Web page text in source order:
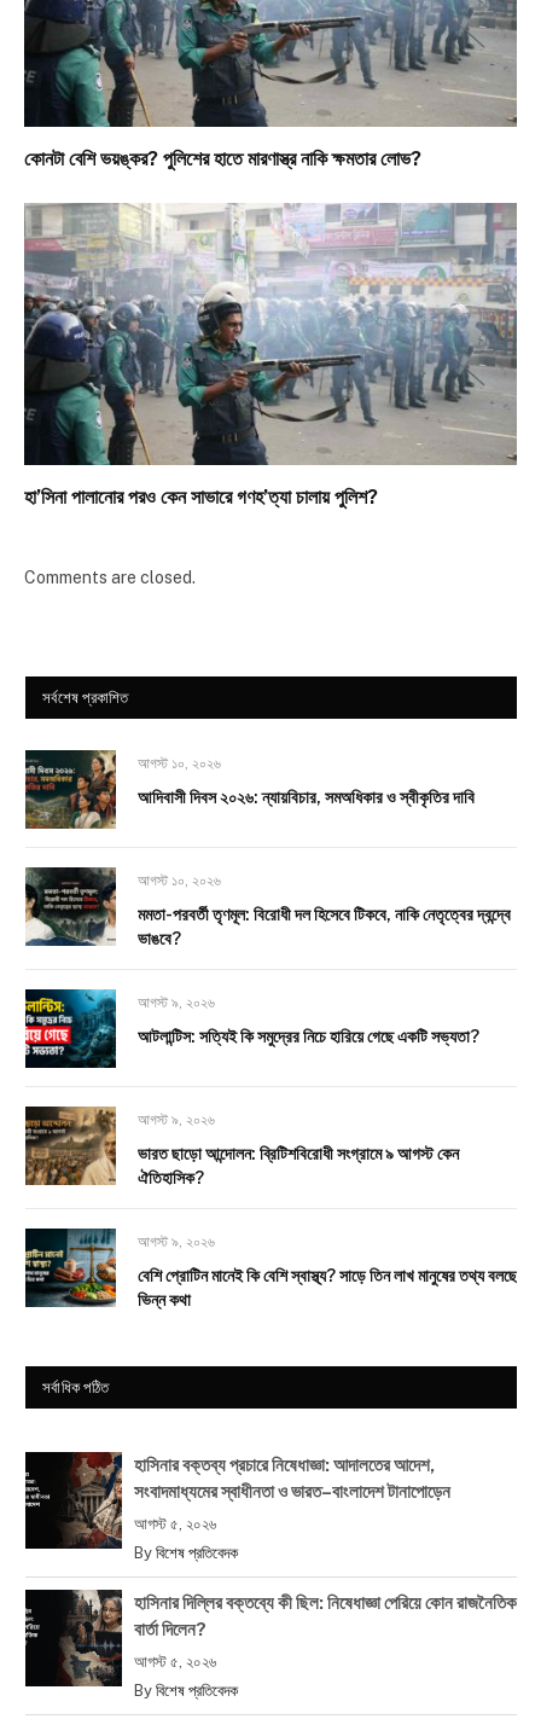
কোনটা বেশি ভয়ঙ্কর? পুলিশের হাতে মারণাস্ত্র নাকি ক্ষমতার লোভ?
হা’সিনা পালানোর পরও কেন সাভারে গণহ’ত্যা চালায় পুলিশ?
Comments are closed.
সর্বশেষ প্রকাশিত
আগস্ট ১০, ২০২৬
আদিবাসী দিবস ২০২৬: ন্যায়বিচার, সমঅধিকার ও স্বীকৃতির দাবি
আগস্ট ১০, ২০২৬
মমতা-পরবর্তী তৃণমূল: বিরোধী দল হিসেবে টিকবে, নাকি নেতৃত্বের দ্বন্দ্বে
ভাঙবে?
আগস্ট ৯, ২০২৬
আটলান্টিস: সত্যিই কি সমুদ্রের নিচে হারিয়ে গেছে একটি সভ্যতা?
আগস্ট ৯, ২০২৬
ভারত ছাড়ো আন্দোলন: ব্রিটিশবিরোধী সংগ্রামে ৯ আগস্ট কেন
ঐতিহাসিক?
আগস্ট ৯, ২০২৬
বেশি প্রোটিন মানেই কি বেশি স্বাস্থ্য? সাড়ে তিন লাখ মানুষের তথ্য বলছে
ভিন্ন কথা
সর্বাধিক পঠিত
হাসিনার বক্তব্য প্রচারে নিষেধাজ্ঞা: আদালতের আদেশ,
সংবাদমাধ্যমের স্বাধীনতা ও ভারত–বাংলাদেশ টানাপোড়েন
আগস্ট ৫, ২০২৬
By বিশেষ প্রতিবেদক
হাসিনার দিল্লির বক্তব্যে কী ছিল: নিষেধাজ্ঞা পেরিয়ে কোন রাজনৈতিক
বার্তা দিলেন?
আগস্ট ৫, ২০২৬
By বিশেষ প্রতিবেদক